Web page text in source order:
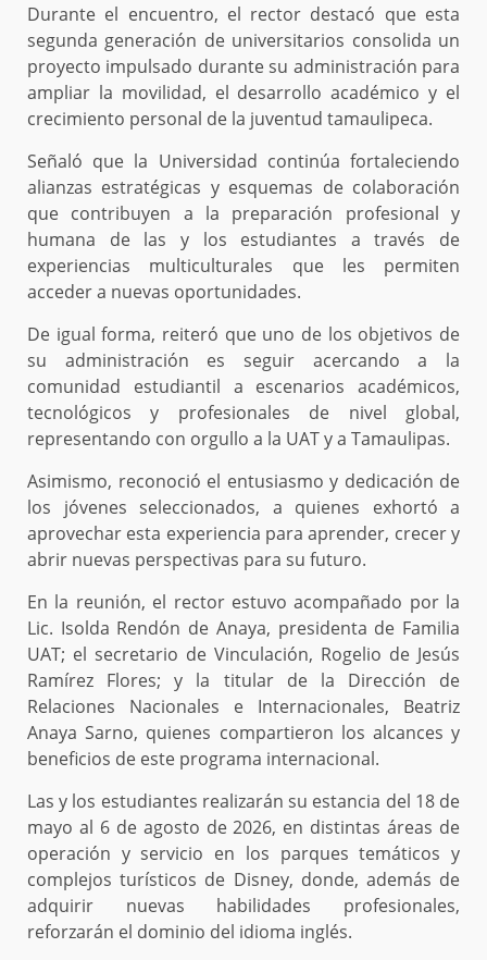
Durante el encuentro, el rector destacó que esta
segunda generación de universitarios consolida un
proyecto impulsado durante su administración para
ampliar la movilidad, el desarrollo académico y el
crecimiento personal de la juventud tamaulipeca.
Señaló que la Universidad continúa fortaleciendo
alianzas estratégicas y esquemas de colaboración
que contribuyen a la preparación profesional y
humana de las y los estudiantes a través de
experiencias multiculturales que les permiten
acceder a nuevas oportunidades.
De igual forma, reiteró que uno de los objetivos de
su administración es seguir acercando a la
comunidad estudiantil a escenarios académicos,
tecnológicos y profesionales de nivel global,
representando con orgullo a la UAT y a Tamaulipas.
Asimismo, reconoció el entusiasmo y dedicación de
los jóvenes seleccionados, a quienes exhortó a
aprovechar esta experiencia para aprender, crecer y
abrir nuevas perspectivas para su futuro.
En la reunión, el rector estuvo acompañado por la
Lic. Isolda Rendón de Anaya, presidenta de Familia
UAT; el secretario de Vinculación, Rogelio de Jesús
Ramírez Flores; y la titular de la Dirección de
Relaciones Nacionales e Internacionales, Beatriz
Anaya Sarno, quienes compartieron los alcances y
beneficios de este programa internacional.
Las y los estudiantes realizarán su estancia del 18 de
mayo al 6 de agosto de 2026, en distintas áreas de
operación y servicio en los parques temáticos y
complejos turísticos de Disney, donde, además de
adquirir nuevas habilidades profesionales,
reforzarán el dominio del idioma inglés.